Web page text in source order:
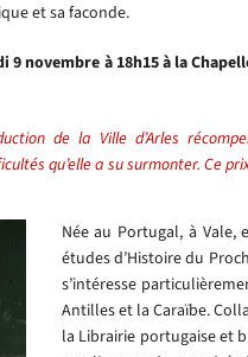
et sa faconde.
novembre à 18h15 à la
de la Ville d’Arles
qu’elle a su surmonter. Ce
Née au Portugal, à Vale,
études d’Histoire du
s’intéresse
Antilles et la Caraïbe.
la Librairie portugaise et